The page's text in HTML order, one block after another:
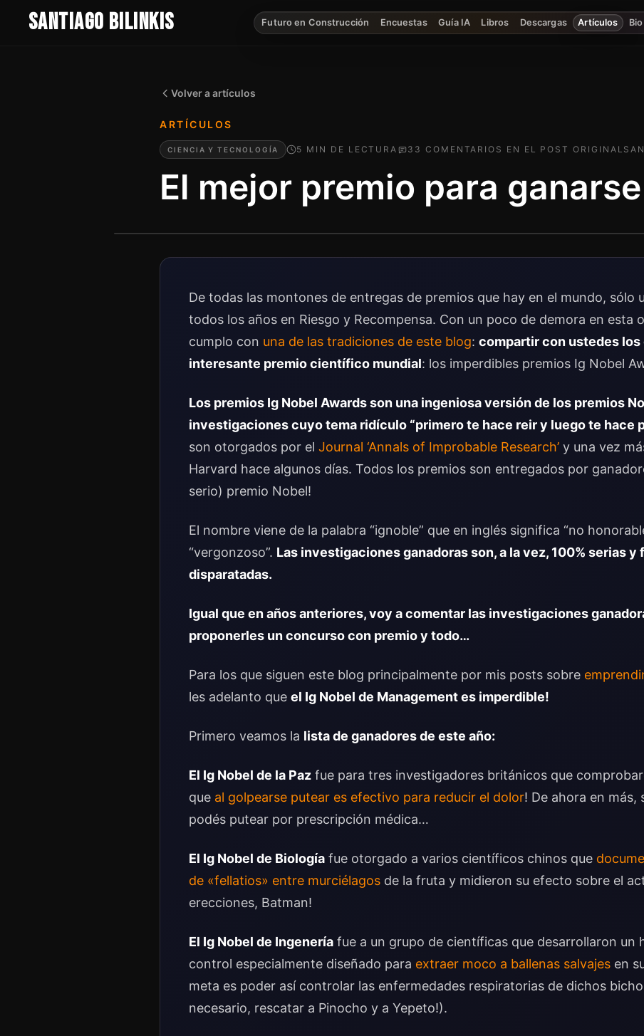
SANTIAGO BILINKIS Futuro en Construcción Encuestas Guía IA Libros Descargas Artículos Bio
Volver a artículos
ARTÍCULOS
CIENCIA Y TECNOLOGÍA 5 MIN DE LECTURA 33 COMENTARIO S EN EL POST ORIGINAL
El mejor premio para ganarse
De todas las montones de entregas de premios que hay en el mundo, sólo
todos los años en Riesgo y Recompensa. Con un poco de demora en esta
cumplo con una de las tradiciones de este blog: compartir con ustedes los
interesante premio científico mundial: los imperdibles premios Ig Nobel
Los premios Ig Nobel Awardsson una ingeniosa versión de los premios
investigaciones cuyo tema ridículo “primero te hace reir y luego te hace
son otorgados por el Journal ‘Annals of Improbable Research’ y una vez
Harvard hace algunos días. Todos los premios son entregados por
serio) premio Nobel!
El nombre viene de la palabra “ignoble” que en inglés significa “no
“vergonzoso”. Las investigaciones ganadoras son, a la vez, 100% serias y
disparatadas.
Igual que en años anteriores, voy a comentar las investigaciones
proponerles un concurso con premio y todo…
Para los que siguen este blog principalmente por mis posts sobre
les adelanto que el Ig Nobel de Management es imperdible!
Primero veamos la lista de ganadores de este año:
El Ig Nobel de la Paz fue para tres investigadores británicos que
que al golpearse putear es efectivo para reducir el dolor! De ahora en más,
podés putear por prescripción médica…
El Ig Nobel de Biología fue otorgado a varios científicos chinos que
de «fellatios» entre murciélagos de la fruta y midieron su efecto sobre el
erecciones, Batman!
El Ig Nobel de Ingenería fue a un grupo de científicas que desarrollaron un
control especialmente diseñado para extraer moco a ballenas salvajes en
meta es poder así controlar las enfermedades respiratorias de dichos
necesario, rescatar a Pinocho y a Yepeto!).